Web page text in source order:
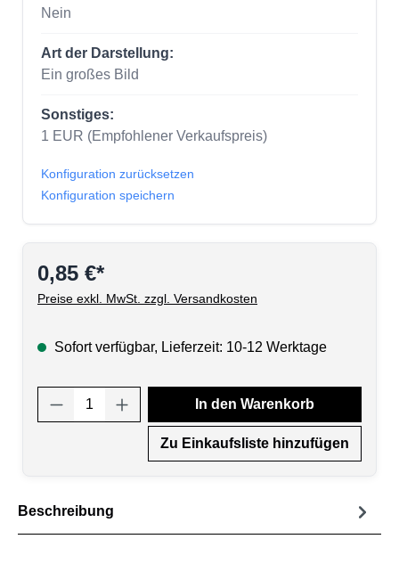
Nein
Art der Darstellung:
Ein großes Bild
Sonstiges:
1 EUR (Empfohlener Verkaufspreis)
Konfiguration zurücksetzen
Konfiguration speichern
0,85 €*
Preise exkl. MwSt. zzgl. Versandkosten
Sofort verfügbar, Lieferzeit: 10-12 Werktage
Produkt Anzahl: Gib den gewünschten
In den Warenkorb
Zu Einkaufsliste hinzufügen
Beschreibung